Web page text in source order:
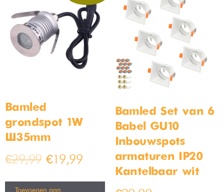
Solar LED Wandlamp Bamled
Jona – Set van 4 Stuks –
3000K Warm Wit – IP65
Waterdicht
Op voorraad
Design plafondspot
wandspot Bamled wit GU10
Op voorraad
€49,99